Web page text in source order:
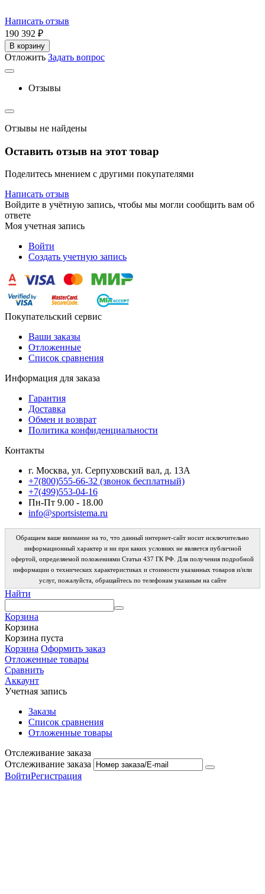
Написать отзыв
190 392 ₽
В корзину
Отложить Задать вопрос
Отзывы
Отзывы не найдены
Оставить отзыв на этот товар
Поделитесь мнением с другими покупателями
Написать отзыв
Войдите в учётную запись, чтобы мы могли сообщить вам об
ответе
Моя учетная запись
Войти
Создать учетную запись
Покупательский сервис
Ваши заказы
Отложенные
Список сравнения
Информация для заказа
Гарантия
Доставка
Обмен и возврат
Политика конфиденциальности
Контакты
г. Москва, ул. Серпуховский вал, д. 13А
+7(800)555-66-32 (звонок бесплатный)
+7(499)553-04-16
Пн-Пт 9.00 - 18.00
info@sportsistema.ru
Обращаем ваше внимание на то, что данный интернет-сайт носит исключительно
информационный характер и ни при каких условиях не является публичной
офертой, определяемой положениями Статьи 437 ГК РФ. Для получения подробной
информации о технических характеристиках и стоимости указанных товаров и/или
услуг, пожалуйста, обращайтесь по телефонам указаным на сайте
Найти
Корзина
Корзина
Корзина пуста
Корзина Оформить заказ
Отложенные товары
Сравнить
Аккаунт
Учетная запись
Заказы
Список сравнения
Отложенные товары
Отслеживание заказа
Отслеживание заказа
ВойтиРегистрация